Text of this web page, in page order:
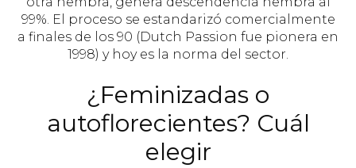
99%. El proceso se estandarizó comercialmente
a finales de los 90 (Dutch Passion fue pionera en
1998) y hoy es la norma del sector.
¿Feminizadas o
autoflorecientes? Cuál
elegir